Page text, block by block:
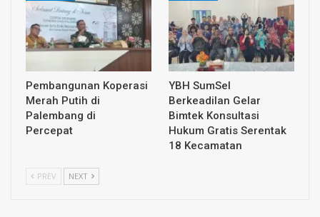
Pembangunan Koperasi
Merah Putih di
Palembang di
Percepat
YBH SumSel
Berkeadilan Gelar
Bimtek Konsultasi
Hukum Gratis Serentak
18 Kecamatan
PREV NEXT